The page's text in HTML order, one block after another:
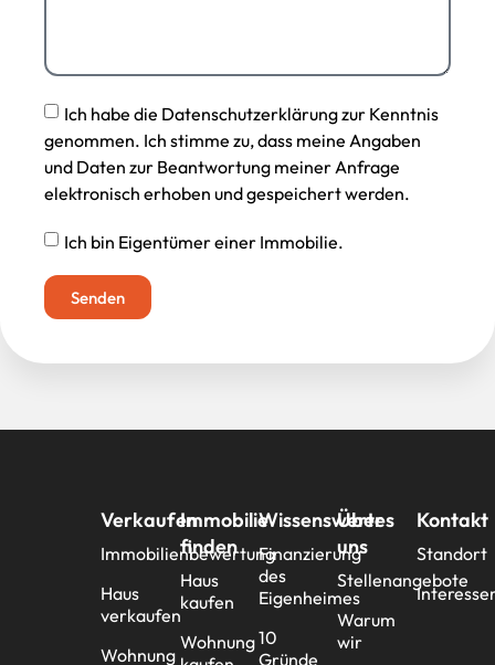
Ich habe die Datenschutzerklärung zur Kenntnis
genommen. Ich stimme zu, dass meine Angaben
und Daten zur Beantwortung meiner Anfrage
elektronisch erhoben und gespeichert werden.
Ich bin Eigentümer einer Immobilie.
Senden
Verkaufen
Immobilienbewertung
Haus
verkaufen
Wohnung
Immobilie
finden
Haus
kaufen
Wohnung
Wissenswertes
Finanzierung
des
Eigenheimes
10
Gründe
Über
uns
Stellenangebote
Warum
wir
Kontakt
Standort